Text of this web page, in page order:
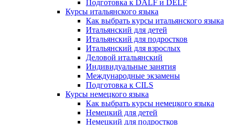
Подготовка к DALF и DELF
Курсы итальянского языка
Как выбрать курсы итальянского языка
Итальянский для детей
Итальянский для подростков
Итальянский для взрослых
Деловой итальянский
Индивидуальные занятия
Международные экзамены
Подготовка к CILS
Курсы немецкого языка
Как выбрать курсы немецкого языка
Немецкий для детей
Немецкий для подростков